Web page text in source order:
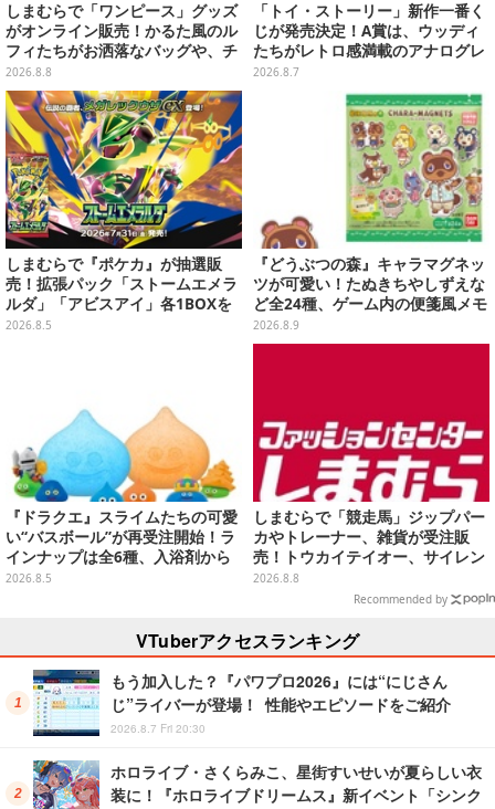
しまむらで「ワンピース」グッズ
がオンライン販売！かるた風のル
フィたちがお洒落なバッグや、チ
ョッパーが可愛いサンダルも
2026.8.8
「トイ・ストーリー」新作一番く
じが発売決定！A賞は、ウッディ
たちがレトロ感満載のアナログレ
コード上を走る姿で立体化
2026.8.7
しまむらで『ポケカ』が抽選販
売！拡張パック「ストームエメラ
ルダ」「アビスアイ」各1BOXを
ラインナップ
2026.8.5
『どうぶつの森』キャラマグネッ
ツが可愛い！たぬきちやしずえな
ど全24種、ゲーム内の便箋風メモ
カード全10種も
2026.8.9
『ドラクエ』スライムたちの可愛
い“バスボール”が再受注開始！ラ
インナップは全6種、入浴剤から
モンスターのフィギュアが出てく
2026.8.5
しまむらで「競走馬」ジップパー
カやトレーナー、雑貨が受注販
売！トウカイテイオー、サイレン
ススズカなど名馬をデザイン
2026.8.8
Recommended by
VTuberアクセスランキング
もう加入した？『パワプロ2026』には“にじさん
じ”ライバーが登場！ 性能やエピソードをご紹介
2026.8.7 Fri 20:30
ホロライブ・さくらみこ、星街すいせいが夏らしい衣
装に！『ホロライブドリームス』新イベント「シンク